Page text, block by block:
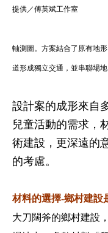
提供／傅英斌工作室
軸測圖。方案結合了原有地
道形成獨立交通，並串聯場
設計案的成形來自
兒童活動的需求，
術建設，更深遠的
的考慮。
材料的選擇-鄉村建設
大刀闊斧的鄉村建設